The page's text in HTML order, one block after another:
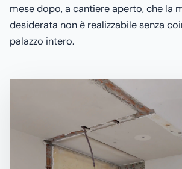
mese dopo, a cantiere aperto, che la
desiderata non è realizzabile senza
palazzo intero.